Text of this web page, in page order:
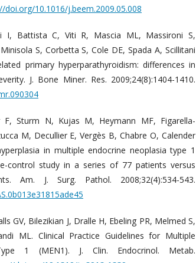
doi.org/10.1016/j.beem.2009.05.008
I, Battista C, Viti R, Mascia ML, Massironi S,
S, Corbetta S, Cole DE, Spada A, Scillitani
primary hyperparathyroidism: differences in
J. Bone Miner. Res. 2009;24(8):1404-1410.
F, Sturm N, Kujas M, Heymann MF, Figarella-
M, Decullier E, Vergès B, Chabre O, Calender
in multiple endocrine neoplasia type 1
control study in a series of 77 patients versus
Am. J. Surg. Pathol. 2008;32(4):534-543.
GV, Bilezikian J, Dralle H, Ebeling PR, Melmed S,
ML. Clinical Practice Guidelines for Multiple
1 (MEN1). J. Clin. Endocrinol. Metab.